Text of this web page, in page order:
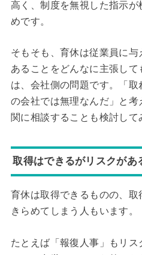
高く、制度を無視した指示
めです。
そもそも、育休は従業員に
あることをどんなに主張し
は、会社側の問題です。「
の会社では無理なんだ」と
関に相談することも検討して
取得はできるがリスクがあ
育休は取得できるものの、
きらめてしまう人もいます。
たとえば「報復人事」もリ